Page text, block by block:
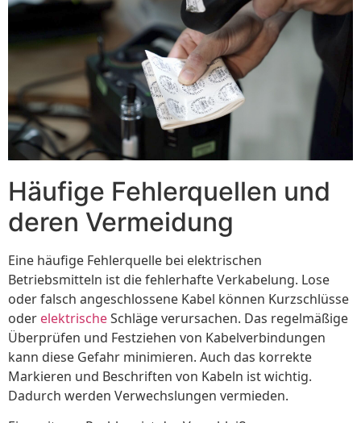
Häufige Fehlerquellen und
deren Vermeidung
Eine häufige Fehlerquelle bei elektrischen
Betriebsmitteln ist die fehlerhafte Verkabelung. Lose
oder falsch angeschlossene Kabel können Kurzschlüsse
oder elektrischeSchläge verursachen. Das regelmäßige
Überprüfen und Festziehen von Kabelverbindungen
kann diese Gefahr minimieren. Auch das korrekte
Markieren und Beschriften von Kabeln ist wichtig.
Dadurch werden Verwechslungen vermieden.